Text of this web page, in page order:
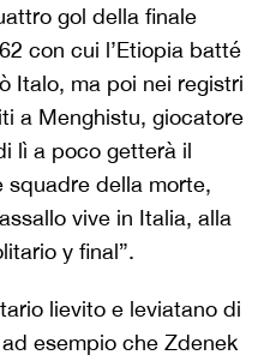
gol della finale
con cui l’Etiopia batté
Italo, ma poi nei registri
a Menghistu, giocatore
lì a poco getterà il
squadre della morte,
vive in Italia, alla
y final”.
lievito e leviatano di
esempio che Zdenek